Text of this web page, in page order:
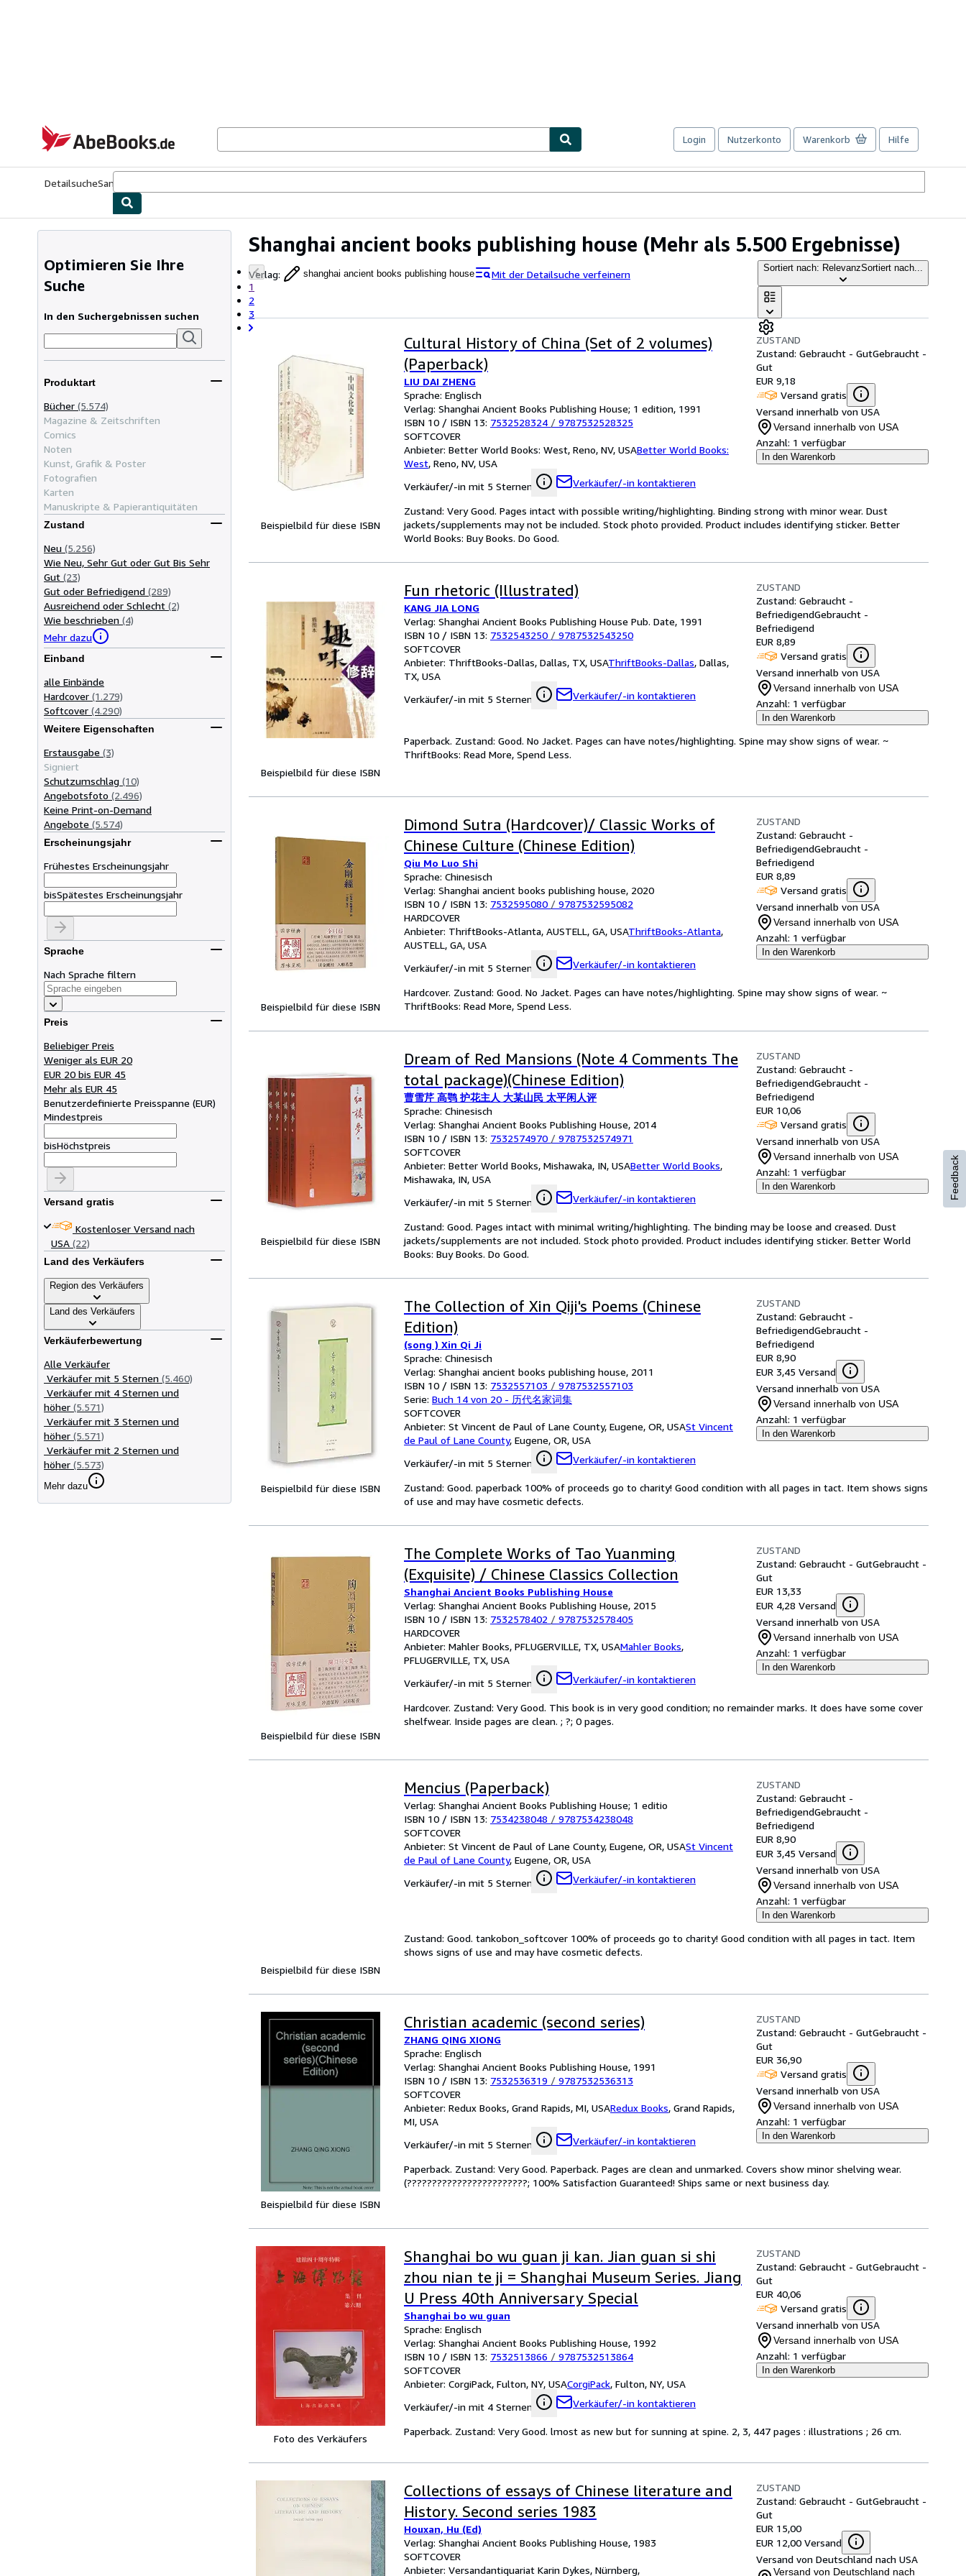
AbeBooks.de
Login Nutzerkonto Warenkorb Hilfe
DetailsucheSammlungen
Shanghai ancient books publishing house (Mehr als 5.500 Ergebnisse)
Verlag: shanghai ancient books publishing house
Mit der Detailsuche verfeinern
1
2
3
Sortiert nach: RelevanzSortiert nach...
Optimieren Sie Ihre
Suche
In den Suchergebnissen suchen
Produktart
Bücher (5.574)
Magazine & Zeitschriften
Comics
Noten
Kunst, Grafik & Poster
Fotografien
Karten
Manuskripte & Papierantiquitäten
Zustand
Neu (5.256)
Wie Neu, Sehr Gut oder Gut Bis Sehr
Gut (23)
Gut oder Befriedigend (289)
Ausreichend oder Schlecht (2)
Wie beschrieben (4)
Mehr dazu
Einband
alle Einbände
Hardcover (1.279)
Softcover (4.290)
Weitere Eigenschaften
Erstausgabe (3)
Signiert
Schutzumschlag (10)
Angebotsfoto (2.496)
Keine Print-on-Demand
Angebote (5.574)
Erscheinungsjahr
Frühestes Erscheinungsjahr
bisSpätestes Erscheinungsjahr
Sprache
Nach Sprache filtern
Preis
Beliebiger Preis
Weniger als EUR 20
EUR 20 bis EUR 45
Mehr als EUR 45
Benutzerdefinierte Preisspanne (EUR)
Mindestpreis
bisHöchstpreis
Versand gratis
Kostenloser Versand nach
USA (22)
Land des Verkäufers
Region des Verkäufers
Land des Verkäufers
Verkäuferbewertung
Alle Verkäufer
Verkäufer mit 5 Sternen (5.460)
Verkäufer mit 4 Sternen und
höher (5.571)
Verkäufer mit 3 Sternen und
höher (5.571)
Verkäufer mit 2 Sternen und
höher (5.573)
Mehr dazu
Beispielbild für diese ISBN
Cultural History of China (Set of 2 volumes)
(Paperback)
LIU DAI ZHENG
Sprache: Englisch
Verlag: Shanghai Ancient Books Publishing House; 1 edition, 1991
ISBN 10 / ISBN 13: 7532528324 / 9787532528325
SOFTCOVER
Anbieter: Better World Books: West, Reno, NV, USABetter World Books:
West, Reno, NV, USA
Verkäufer/-in mit 5 Sternen
Verkäufer/-in kontaktieren
ZUSTAND
Zustand: Gebraucht - GutGebraucht -
Gut
EUR 9,18
Versand gratis
Versand innerhalb von USA
Versand innerhalb von USA
Anzahl: 1 verfügbar
In den Warenkorb
Zustand: Very Good. Pages intact with possible writing/highlighting. Binding strong with minor wear. Dust
jackets/supplements may not be included. Stock photo provided. Product includes identifying sticker. Better
World Books: Buy Books. Do Good.
Beispielbild für diese ISBN
Fun rhetoric (Illustrated)
KANG JIA LONG
Verlag: Shanghai Ancient Books Publishing House Pub. Date, 1991
ISBN 10 / ISBN 13: 7532543250 / 9787532543250
SOFTCOVER
Anbieter: ThriftBooks-Dallas, Dallas, TX, USAThriftBooks-Dallas, Dallas,
TX, USA
Verkäufer/-in mit 5 Sternen
Verkäufer/-in kontaktieren
ZUSTAND
Zustand: Gebraucht -
BefriedigendGebraucht -
Befriedigend
EUR 8,89
Versand gratis
Versand innerhalb von USA
Versand innerhalb von USA
Anzahl: 1 verfügbar
In den Warenkorb
Paperback. Zustand: Good. No Jacket. Pages can have notes/highlighting. Spine may show signs of wear. ~
ThriftBooks: Read More, Spend Less.
Beispielbild für diese ISBN
Dimond Sutra (Hardcover)/ Classic Works of
Chinese Culture (Chinese Edition)
Qiu Mo Luo Shi
Sprache: Chinesisch
Verlag: Shanghai ancient books publishing house, 2020
ISBN 10 / ISBN 13: 7532595080 / 9787532595082
HARDCOVER
Anbieter: ThriftBooks-Atlanta, AUSTELL, GA, USAThriftBooks-Atlanta,
AUSTELL, GA, USA
Verkäufer/-in mit 5 Sternen
Verkäufer/-in kontaktieren
ZUSTAND
Zustand: Gebraucht -
BefriedigendGebraucht -
Befriedigend
EUR 8,89
Versand gratis
Versand innerhalb von USA
Versand innerhalb von USA
Anzahl: 1 verfügbar
In den Warenkorb
Hardcover. Zustand: Good. No Jacket. Pages can have notes/highlighting. Spine may show signs of wear. ~
ThriftBooks: Read More, Spend Less.
Beispielbild für diese ISBN
Dream of Red Mansions (Note 4 Comments The
total package)(Chinese Edition)
曹雪芹 高鹗 护花主人 大某山民 太平闲人评
Sprache: Chinesisch
Verlag: Shanghai Ancient Books Publishing House, 2014
ISBN 10 / ISBN 13: 7532574970 / 9787532574971
SOFTCOVER
Anbieter: Better World Books, Mishawaka, IN, USABetter World Books,
Mishawaka, IN, USA
Verkäufer/-in mit 5 Sternen
Verkäufer/-in kontaktieren
ZUSTAND
Zustand: Gebraucht -
BefriedigendGebraucht -
Befriedigend
EUR 10,06
Versand gratis
Versand innerhalb von USA
Versand innerhalb von USA
Anzahl: 1 verfügbar
In den Warenkorb
Zustand: Good. Pages intact with minimal writing/highlighting. The binding may be loose and creased. Dust
jackets/supplements are not included. Stock photo provided. Product includes identifying sticker. Better World
Books: Buy Books. Do Good.
Beispielbild für diese ISBN
The Collection of Xin Qiji's Poems (Chinese
Edition)
(song ) Xin Qi Ji
Sprache: Chinesisch
Verlag: Shanghai ancient books publishing house, 2011
ISBN 10 / ISBN 13: 7532557103 / 9787532557103
Serie: Buch 14 von 20 - 历代名家词集
SOFTCOVER
Anbieter: St Vincent de Paul of Lane County, Eugene, OR, USASt Vincent
de Paul of Lane County, Eugene, OR, USA
Verkäufer/-in mit 5 Sternen
Verkäufer/-in kontaktieren
ZUSTAND
Zustand: Gebraucht -
BefriedigendGebraucht -
Befriedigend
EUR 8,90
EUR 3,45 Versand
Versand innerhalb von USA
Versand innerhalb von USA
Anzahl: 1 verfügbar
In den Warenkorb
Zustand: Good. paperback 100% of proceeds go to charity! Good condition with all pages in tact. Item shows signs
of use and may have cosmetic defects.
Beispielbild für diese ISBN
The Complete Works of Tao Yuanming
(Exquisite) / Chinese Classics Collection
Shanghai Ancient Books Publishing House
Verlag: Shanghai Ancient Books Publishing House, 2015
ISBN 10 / ISBN 13: 7532578402 / 9787532578405
HARDCOVER
Anbieter: Mahler Books, PFLUGERVILLE, TX, USAMahler Books,
PFLUGERVILLE, TX, USA
Verkäufer/-in mit 5 Sternen
Verkäufer/-in kontaktieren
ZUSTAND
Zustand: Gebraucht - GutGebraucht -
Gut
EUR 13,33
EUR 4,28 Versand
Versand innerhalb von USA
Versand innerhalb von USA
Anzahl: 1 verfügbar
In den Warenkorb
Hardcover. Zustand: Very Good. This book is in very good condition; no remainder marks. It does have some cover
shelfwear. Inside pages are clean. ; ?; 0 pages.
Beispielbild für diese ISBN
Mencius (Paperback)
Verlag: Shanghai Ancient Books Publishing House; 1 editio
ISBN 10 / ISBN 13: 7534238048 / 9787534238048
SOFTCOVER
Anbieter: St Vincent de Paul of Lane County, Eugene, OR, USASt Vincent
de Paul of Lane County, Eugene, OR, USA
Verkäufer/-in mit 5 Sternen
Verkäufer/-in kontaktieren
ZUSTAND
Zustand: Gebraucht -
BefriedigendGebraucht -
Befriedigend
EUR 8,90
EUR 3,45 Versand
Versand innerhalb von USA
Versand innerhalb von USA
Anzahl: 1 verfügbar
In den Warenkorb
Zustand: Good. tankobon_softcover 100% of proceeds go to charity! Good condition with all pages in tact. Item
shows signs of use and may have cosmetic defects.
Beispielbild für diese ISBN
Christian academic (second series)
ZHANG QING XIONG
Sprache: Englisch
Verlag: Shanghai Ancient Books Publishing House, 1991
ISBN 10 / ISBN 13: 7532536319 / 9787532536313
SOFTCOVER
Anbieter: Redux Books, Grand Rapids, MI, USARedux Books, Grand Rapids,
MI, USA
Verkäufer/-in mit 5 Sternen
Verkäufer/-in kontaktieren
ZUSTAND
Zustand: Gebraucht - GutGebraucht -
Gut
EUR 36,90
Versand gratis
Versand innerhalb von USA
Versand innerhalb von USA
Anzahl: 1 verfügbar
In den Warenkorb
Paperback. Zustand: Very Good. Paperback. Pages are clean and unmarked. Covers show minor shelving wear.
(????????????????????????; 100% Satisfaction Guaranteed! Ships same or next business day.
Foto des Verkäufers
Shanghai bo wu guan ji kan. Jian guan si shi
zhou nian te ji = Shanghai Museum Series. Jiang
U Press 40th Anniversary Special
Shanghai bo wu guan
Sprache: Englisch
Verlag: Shanghai Ancient Books Publishing House, 1992
ISBN 10 / ISBN 13: 7532513866 / 9787532513864
SOFTCOVER
Anbieter: CorgiPack, Fulton, NY, USACorgiPack, Fulton, NY, USA
Verkäufer/-in mit 4 Sternen
Verkäufer/-in kontaktieren
ZUSTAND
Zustand: Gebraucht - GutGebraucht -
Gut
EUR 40,06
Versand gratis
Versand innerhalb von USA
Versand innerhalb von USA
Anzahl: 1 verfügbar
In den Warenkorb
Paperback. Zustand: Very Good. lmost as new but for sunning at spine. 2, 3, 447 pages : illustrations ; 26 cm.
Collections of essays of Chinese literature and
History. Second series 1983
Houxan, Hu (Ed)
Verlag: Shanghai Ancient Books Publishing House, 1983
SOFTCOVER
Anbieter: Versandantiquariat Karin Dykes, Nürnberg,
ZUSTAND
Zustand: Gebraucht - GutGebraucht -
Gut
EUR 15,00
EUR 12,00 Versand
Versand von Deutschland nach USA
Versand von Deutschland nach
Feedback